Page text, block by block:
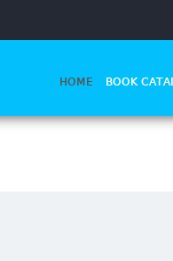
HOME BOOK